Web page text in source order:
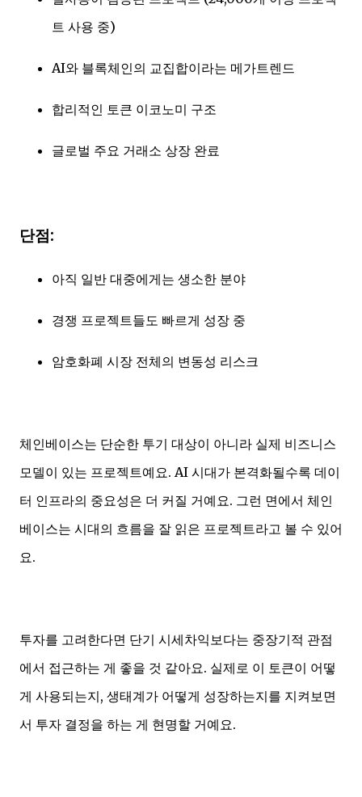
트 사용 중)
AI와 블록체인의 교집합이라는 메가트렌드
합리적인 토큰 이코노미 구조
글로벌 주요 거래소 상장 완료
단점:
아직 일반 대중에게는 생소한 분야
경쟁 프로젝트들도 빠르게 성장 중
암호화폐 시장 전체의 변동성 리스크
체인베이스는 단순한 투기 대상이 아니라 실제 비즈니스
모델이 있는 프로젝트예요. AI 시대가 본격화될수록 데이
터 인프라의 중요성은 더 커질 거예요. 그런 면에서 체인
베이스는 시대의 흐름을 잘 읽은 프로젝트라고 볼 수 있어
요.
투자를 고려한다면 단기 시세차익보다는 중장기적 관점
에서 접근하는 게 좋을 것 같아요. 실제로 이 토큰이 어떻
게 사용되는지, 생태계가 어떻게 성장하는지를 지켜보면
서 투자 결정을 하는 게 현명할 거예요.